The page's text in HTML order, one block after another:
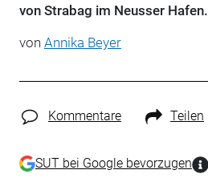
von Strabag im Neusser Hafen.
von Annika Beyer
Kommentare Teilen
SUT bei Google bevorzugen